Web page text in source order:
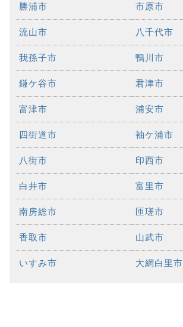
勝浦市 市原市
流山市 八千代市
我孫子市 鴨川市
鎌ケ谷市 君津市
富津市 浦安市
四街道市 袖ケ浦市
八街市 印西市
白井市 富里市
南房総市 匝瑳市
香取市 山武市
いすみ市 大網白里市